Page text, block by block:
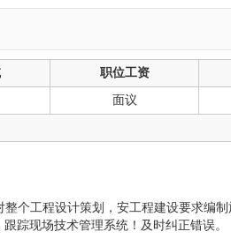
职位工资
面议
个工程设计策划，安工程建设要求编
踪现场技术管理系统！及时纠正错误。